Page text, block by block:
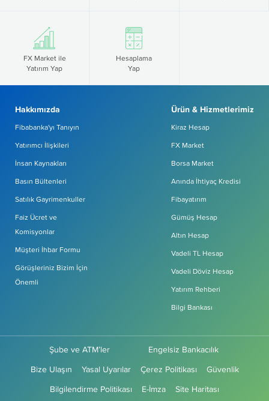
FX Market ile
Yatırım Yap
Hesaplama
Yap
Hakkımızda
Fibabanka'yı Tanıyın
Yatırımcı İlişkileri
İnsan Kaynakları
Basın Bültenleri
Satılık Gayrimenkuller
Faiz Ücret ve
Komisyonlar
Müşteri İhbar Formu
Görüşleriniz Bizim İçin
Önemli
Ürün & Hizmetlerimiz
Kiraz Hesap
FX Market
Borsa Market
Anında İhtiyaç Kredisi
Fibayatırım
Gümüş Hesap
Altın Hesap
Vadeli TL Hesap
Vadeli Döviz Hesap
Yatırım Rehberi
Bilgi Bankası
Şube ve ATM’ler
Engelsiz Bankacılık
Bize Ulaşın
Yasal Uyarılar Çerez Politikası
Güvenlik
Bilgilendirme Politikası
E-İmza Site Haritası